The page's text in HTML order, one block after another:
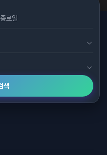
색